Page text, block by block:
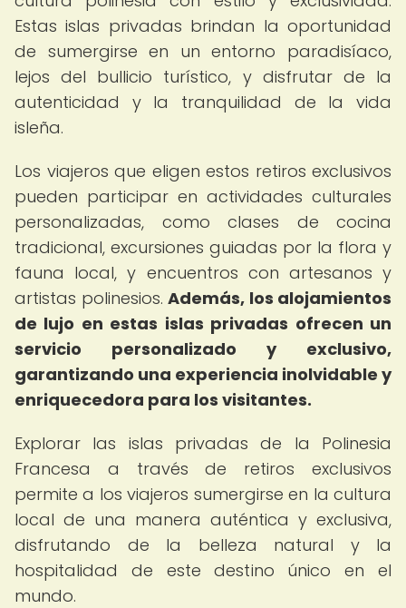
Estas islas privadas brindan la oportunidad
de sumergirse en un entorno paradisíaco,
lejos del bullicio turístico, y disfrutar de la
autenticidad y la tranquilidad de la vida
isleña.
Los viajeros que eligen estos retiros exclusivos
pueden participar en actividades culturales
personalizadas, como clases de cocina
tradicional, excursiones guiadas por la flora y
fauna local, y encuentros con artesanos y
artistas polinesios. Además, los alojamientos
de lujo en estas islas privadas ofrecen un
servicio personalizado y exclusivo,
garantizando una experiencia inolvidable y
enriquecedora para los visitantes.
Explorar las islas privadas de la Polinesia
Francesa a través de retiros exclusivos
permite a los viajeros sumergirse en la cultura
local de una manera auténtica y exclusiva,
disfrutando de la belleza natural y la
hospitalidad de este destino único en el
mundo.